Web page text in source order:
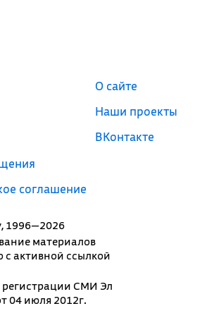
1996—2026
материалов
с активной ссылкой
регистрации СМИ Эл
04 июля 2012г.
соглашение
О сайте
Наши проекты
ВКонтакте